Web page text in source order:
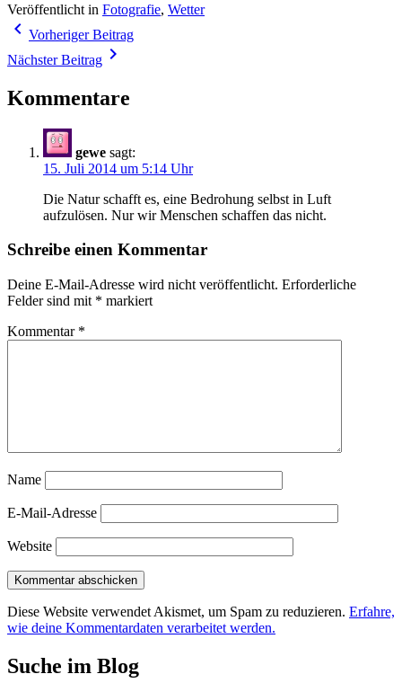
Veröffentlicht in Fotografie, Wetter
Beitragsnavigation
navigate_before Vorheriger Beitrag
Nächster Beitrag navigate_next
Kommentare
gewe sagt:
15. Juli 2014 um 5:14 Uhr
Die Natur schafft es, eine Bedrohung selbst in Luft
aufzulösen. Nur wir Menschen schaffen das nicht.
Schreibe einen Kommentar
Deine E-Mail-Adresse wird nicht veröffentlicht. Erforderliche
Felder sind mit * markiert
Kommentar *
Name
E-Mail-Adresse
Website
Diese Website verwendet Akismet, um Spam zu reduzieren. Erfahre,
wie deine Kommentardaten verarbeitet werden.
Suche im Blog